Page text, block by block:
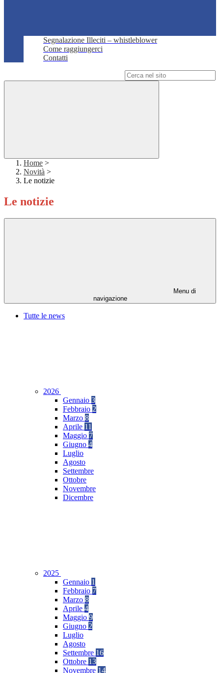
Segnalazione Illeciti – whistleblower
Come raggiungerci
Contatti
Home >
Novità >
Le notizie
Le notizie
Menu di
navigazione
Tutte le news
2026
Gennaio 3
Febbraio 2
Marzo 8
Aprile 11
Maggio 7
Giugno 4
Luglio
Agosto
Settembre
Ottobre
Novembre
Dicembre
2025
Gennaio 1
Febbraio 7
Marzo 8
Aprile 4
Maggio 9
Giugno 2
Luglio
Agosto
Settembre 16
Ottobre 13
Novembre 14